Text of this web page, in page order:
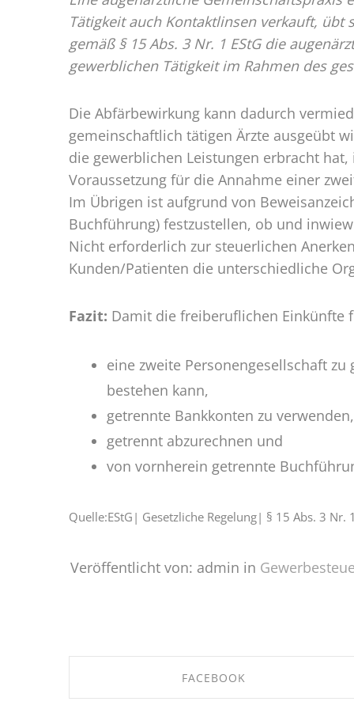
Tätigkeit auch Kontaktlinsen verkauft,
gemäß § 15 Abs. 3 Nr. 1 EStG die
gewerblichen Tätigkeit im Rahmen des
Die Abfärbewirkung kann dadurch
gemeinschaftlich tätigen Ärzte ausgeübt
die gewerblichen Leistungen erbracht
Voraussetzung für die Annahme einer
Im Übrigen ist aufgrund von
Buchführung) festzustellen, ob und
Nicht erforderlich zur steuerlichen
Kunden/Patienten die unterschiedliche
Fazit: Damit die freiberuflichen
eine zweite Personengesellschaft
bestehen kann,
getrennte Bankkonten zu verwenden,
getrennt abzurechnen und
von vornherein getrennte
Quelle:EStG| Gesetzliche Regelung| § 15 Abs. 3
Veröffentlicht von: admin in
FACEBOOK